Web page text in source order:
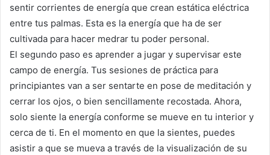
sentir corrientes de energía que crean estática eléctrica
entre tus palmas. Esta es la energía que ha de ser
cultivada para hacer medrar tu poder personal.
El segundo paso es aprender a jugar y supervisar este
campo de energía. Tus sesiones de práctica para
principiantes van a ser sentarte en pose de meditación y
cerrar los ojos, o bien sencillamente recostada. Ahora,
solo siente la energía conforme se mueve en tu interior y
cerca de ti. En el momento en que la sientes, puedes
asistir a que se mueva a través de la visualización de su